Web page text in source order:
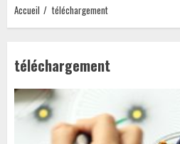
Accueil téléchargement
téléchargement